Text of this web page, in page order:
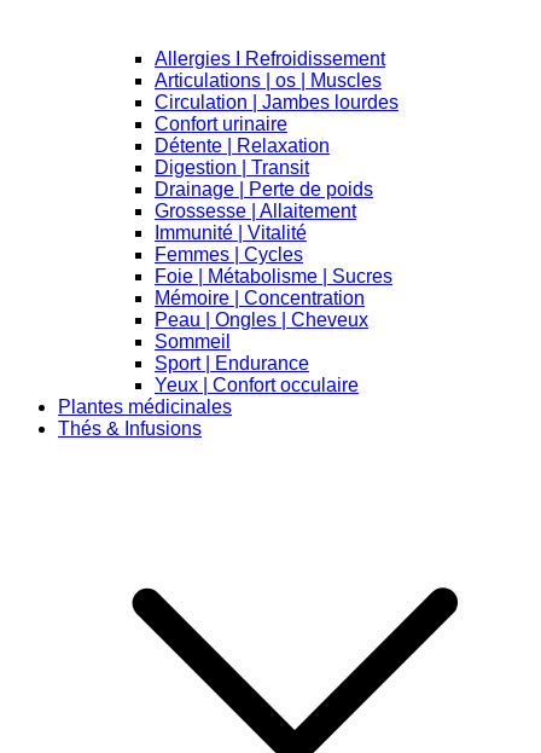
Allergies I Refroidissement
Articulations | os | Muscles
Circulation | Jambes lourdes
Confort urinaire
Détente | Relaxation
Digestion | Transit
Drainage | Perte de poids
Grossesse | Allaitement
Immunité | Vitalité
Femmes | Cycles
Foie | Métabolisme | Sucres
Mémoire | Concentration
Peau | Ongles | Cheveux
Sommeil
Sport | Endurance
Yeux | Confort occulaire
Plantes médicinales
Thés & Infusions